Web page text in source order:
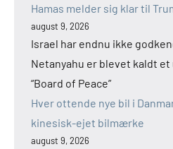
Hamas melder sig klar til
august 9, 2026
Israel har endnu ikke
Netanyahu er blevet kaldt
“Board of Peace”
Hver ottende nye bil i
kinesisk-ejet bilmærke
august 9, 2026